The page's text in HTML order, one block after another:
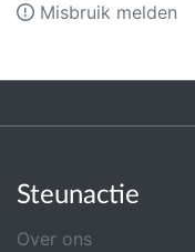
Misbruik melden
Steunactie
Over ons